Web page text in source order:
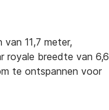
11,7 meter,
royale breedte van 6,6
te ontspannen voor